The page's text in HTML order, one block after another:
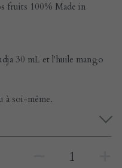
fruits 100% Made in
30 mL et l'huile mango
à soi-même.